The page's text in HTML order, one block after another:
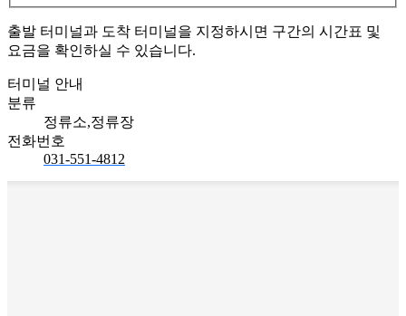
출발 터미널과 도착 터미널을 지정하시면 구간의 시간표 및
요금을 확인하실 수 있습니다.
터미널 안내
분류
정류소,정류장
전화번호
031-551-4812